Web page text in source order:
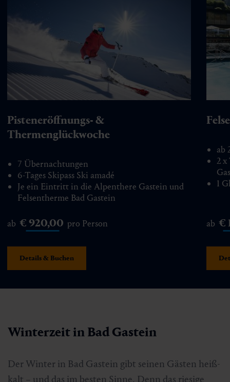
Pisteneröffnungs- &
Thermenglückwoche
ab € 920,00 pro Person
7 Übernachtungen
6-Tages Skipass Ski amadé
Je ein Eintritt in die Alpenthere Gastein und
Felsentherme Bad Gastein
Details & Buchen
ab €
ab
2 x
1
Winterzeit in Bad Gastein
Der Winter in Bad Gastein gibt seinen Gästen heiß-
kalt – und das im besten Sinne. Denn das riesige